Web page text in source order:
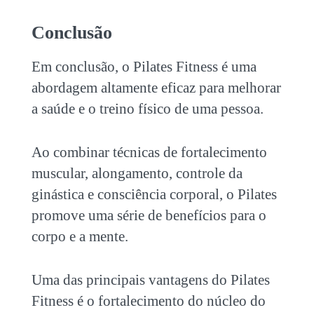
Conclusão
Em conclusão, o Pilates Fitnessé uma
abordagem altamente eficaz para melhorar
a saúde e o treino físico de uma pessoa.
Ao combinar técnicas de fortalecimento
muscular, alongamento, controle da
ginástica e consciência corporal, o Pilates
promove uma série de benefícios para o
corpo e a mente.
Uma das principais vantagens do Pilates
Fitnessé o fortalecimento do núcleo do